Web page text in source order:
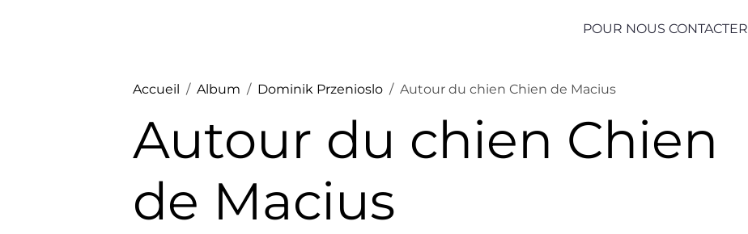
POUR NOUS CONTACTER
Accueil Album Dominik Przenioslo Autour du chien Chien de Macius
Autour du chien Chien
de Macius